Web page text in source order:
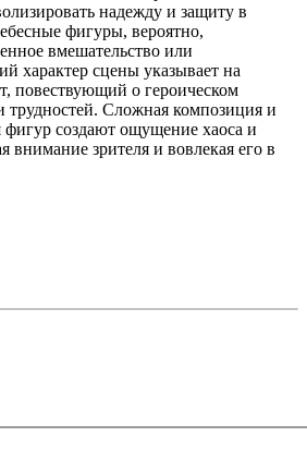
надежду и защиту в
фигуры, вероятно,
вмешательство или
характер сцены указывает на
повествующий о героическом
трудностей. Сложная композиция и
создают ощущение хаоса и
внимание зрителя и вовлекая его в